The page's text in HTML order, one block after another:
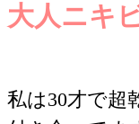
大人ニキ
私は30才で超